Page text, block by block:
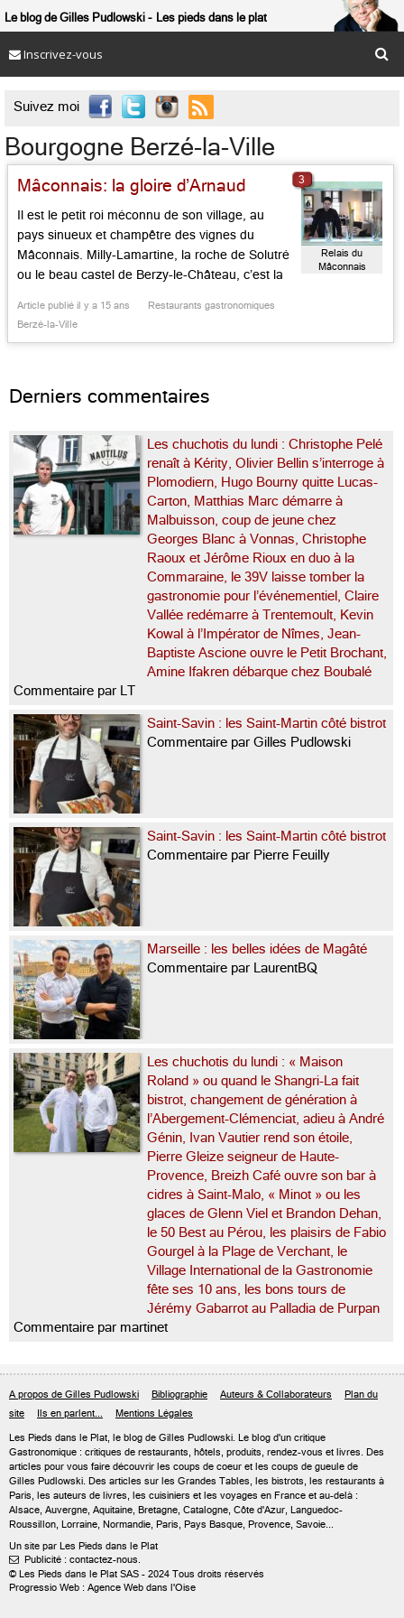
Le blog de Gilles Pudlowski Les pieds dans le plat
Inscrivez-vous
Suivez moi 
Bourgogne Berzé-la-Ville
Mâconnais: la gloire d’Arnaud
Il est le petit roi méconnu de son village, au
pays sinueux et champêtre des vignes du
Mâconnais. Milly-Lamartine, la roche de Solutré
ou le beau castel de Berzy-le-Château, c’est la
pays, dans la maison de ses parents, qu’il a
Article publié il y a 15 ans
Restaurants gastronomiques
Berzé-la-Ville
Relais du
Mâconnais
3
Derniers commentaires
Les chuchotis du lundi : Christophe Pelé
renaît à Kérity, Olivier Bellin s’interroge à
Plomodiern, Hugo Bourny quitte Lucas-
Carton, Matthias Marc démarre à
Malbuisson, coup de jeune chez
Georges Blanc à Vonnas, Christophe
Raoux et Jérôme Rioux en duo à la
Commaraine, le 39V laisse tomber la
gastronomie pour l’événementiel, Claire
Vallée redémarre à Trentemoult, Kevin
Kowal à l’Impérator de Nîmes, Jean-
Baptiste Ascione ouvre le Petit Brochant,
Amine Ifakren débarque chez Boubalé
Commentaire par LT
Saint-Savin : les Saint-Martin côté bistrot
Commentaire par Gilles Pudlowski
Saint-Savin : les Saint-Martin côté bistrot
Commentaire par Pierre Feuilly
Marseille : les belles idées de Magâté
Commentaire par LaurentBQ
Les chuchotis du lundi : « Maison
Roland » ou quand le Shangri-La fait
bistrot, changement de génération à
l’Abergement-Clémenciat, adieu à André
Génin, Ivan Vautier rend son étoile,
Pierre Gleize seigneur de Haute-
Provence, Breizh Café ouvre son bar à
cidres à Saint-Malo, « Minot » ou les
glaces de Glenn Viel et Brandon Dehan,
le 50 Best au Pérou, les plaisirs de Fabio
Gourgel à la Plage de Verchant, le
Village International de la Gastronomie
fête ses 10 ans, les bons tours de
Jérémy Gabarrot au Palladia de Purpan
Commentaire par martinet
A propos de Gilles Pudlowski Bibliographie Auteurs & Collaborateurs
Plan du
site
Ils en parlent... Mentions Légales
Les Pieds dans le Plat, le blog de Gilles Pudlowski. Le blog d'un critique
Gastronomique : critiques de restaurants, hôtels, produits, rendez-vous et livres. Des
articles pour vous faire découvrir les coups de coeur et les coups de gueule de
Gilles Pudlowski. Des articles sur les Grandes Tables, les bistrots, les restaurants à
Paris, les auteurs de livres, les cuisiniers et les voyages en France et au-delà :
Alsace, Auvergne, Aquitaine, Bretagne, Catalogne, Côte d'Azur, Languedoc-
Roussillon, Lorraine, Normandie, Paris, Pays Basque, Provence, Savoie...
Un site par Les Pieds dans le Plat
 Publicité : contactez-nous.
© Les Pieds dans le Plat SAS - 2024 Tous droits réservés
Progressio Web : Agence Web dans l'Oise